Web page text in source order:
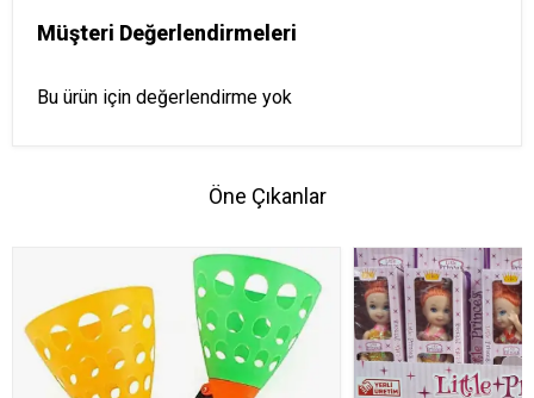
Müşteri Değerlendirmeleri
Bu ürün için değerlendirme yok
Öne Çıkanlar